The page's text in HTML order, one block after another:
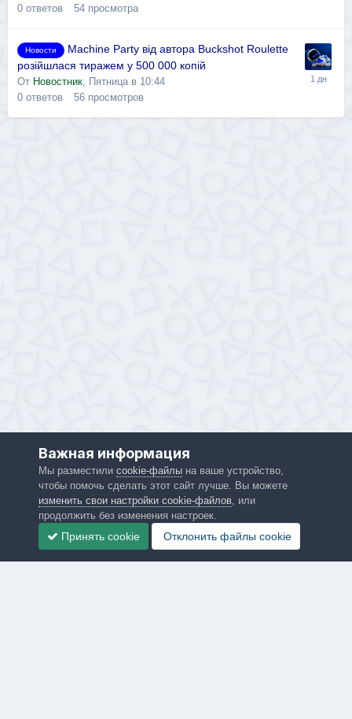
0 ответов 54 просмотра
Новости
Machine Party від автора Buckshot Roulette
розійшлася тиражем у 500 000 копій
От Новостник Пятница в 10:44
0 ответов 56 просмотров
Важная информация
Мы разместили cookie-файлына ваше устройство,
чтобы помочь сделать этот сайт лучше. Вы можете
изменить свои настройки cookie-файлов, или
продолжить без изменения настроек.
Принять cookie Отклонить файлы сookie